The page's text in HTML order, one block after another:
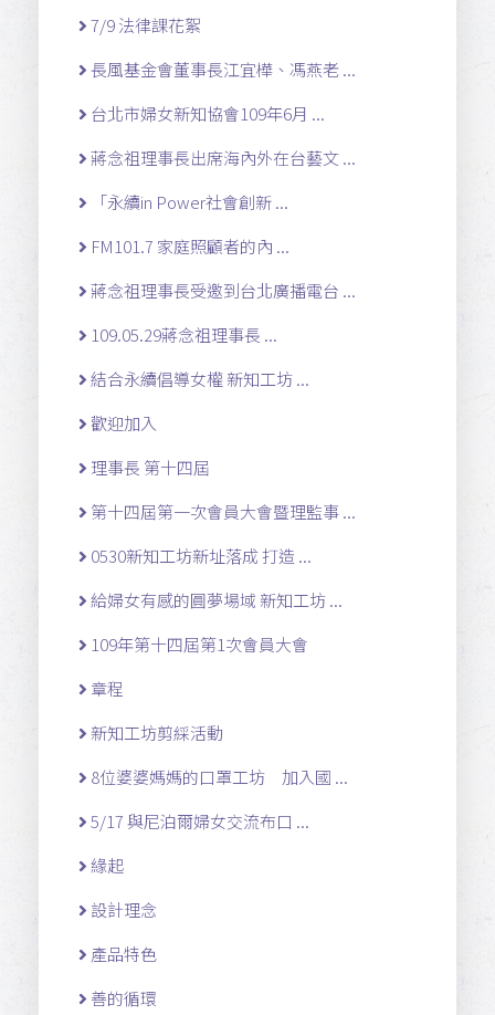
7/9 法律課花絮
長風基金會董事長江宜樺、馮燕老 ...
台北市婦女新知協會109年6月 ...
蔣念祖理事長出席海內外在台藝文 ...
「永續in Power社會創新 ...
FM101.7 家庭照顧者的內 ...
蔣念祖理事長受邀到台北廣播電台 ...
109.05.29蔣念祖理事長 ...
結合永續倡導女權 新知工坊 ...
歡迎加入
理事長 第十四屆
第十四屆第一次會員大會暨理監事 ...
0530新知工坊新址落成 打造 ...
給婦女有感的圓夢場域 新知工坊 ...
109年第十四屆第1次會員大會
章程
新知工坊剪綵活動
8位婆婆媽媽的口罩工坊 加入國 ...
5/17 與尼泊爾婦女交流布口 ...
緣起
設計理念
產品特色
善的循環